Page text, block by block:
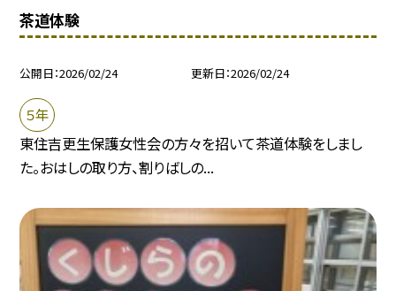
茶道体験
公開日 2026/02/24 更新日 2026/02/24
５年
東住吉更生保護女性会の方々を招いて茶道体験をしまし
た。おはしの取り方、割りばしの...